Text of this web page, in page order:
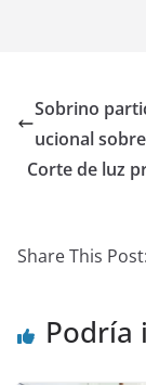
Sobrino
ucional
Corte de luz
Share This Post:
Podría